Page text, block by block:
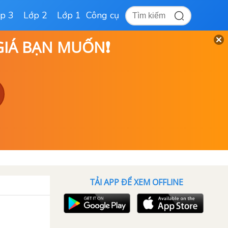
3 Lớp 2 Lớp 1 Công cụ
BẠN MUỐN❗
TẢI APP ĐỂ XEM OFFLINE